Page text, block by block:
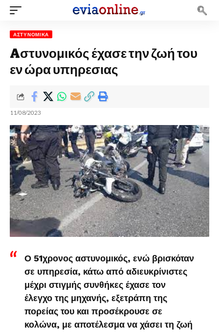
ΑΣΤΥΝΟΜΙΚΆ
Aστυνομικός έχασε την ζωή του
εν ώρα υπηρεσιας
11/08/2023
Ο 51χρονος αστυνομικός, ενώ βρισκόταν
σε υπηρεσία, κάτω από αδιευκρίνιστες
μέχρι στιγμής συνθήκες έχασε τον
έλεγχο της μηχανής, εξετράπη της
πορείας του και προσέκρουσε σε
κολώνα, με αποτέλεσμα να χάσει τη ζωή